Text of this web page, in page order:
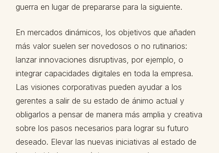
guerra en lugar de prepararse para la siguiente.
En mercados dinámicos, los objetivos que añaden
más valor suelen ser novedosos o no rutinarios:
lanzar innovaciones disruptivas, por ejemplo, o
integrar capacidades digitales en toda la empresa.
Las visiones corporativas pueden ayudar a los
gerentes a salir de su estado de ánimo actual y
obligarlos a pensar de manera más amplia y creativa
sobre los pasos necesarios para lograr su futuro
deseado. Elevar las nuevas iniciativas al estado de